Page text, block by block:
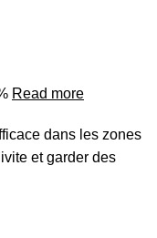
Read more
dans les zones
et garder des